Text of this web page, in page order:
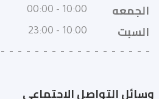
الجمعه 10:00 - 00:00
السبت 10:00 - 23:00
وسائل التواصل الإجتماعى